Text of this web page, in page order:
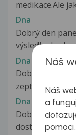
medikace.Ale
Dna
Dobrý den
výsledku
Dna
Dobrý den,
zeptat, do jaké
Dna
Dobrý den,
dostala
Náš
Náš
a